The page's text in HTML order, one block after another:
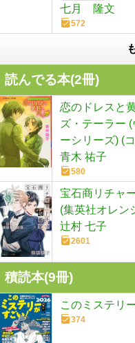
七月 隆文
572
読んでる本(2冊)
恋のドレスと
ズ・テーラー
ーシリーズ) (
青木 祐子
580
宝石商リチャ
(集英社オレン
辻村 七子
2601
積読本(9冊)
このミステリ
374